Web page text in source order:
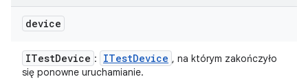
device
ITestDevice : ITestDevice , na którym zakończyło
się ponowne uruchamianie.